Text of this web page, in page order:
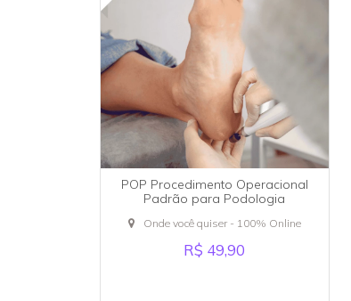
POP Procedimento Operacional
Padrão para Podologia
Onde você quiser - 100% Online
R$ 49,90